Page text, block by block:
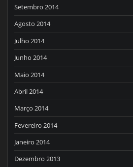
Setembro 2014
Agosto 2014
Julho 2014
Junho 2014
Maio 2014
Abril 2014
Março 2014
Fevereiro 2014
Janeiro 2014
Dezembro 2013